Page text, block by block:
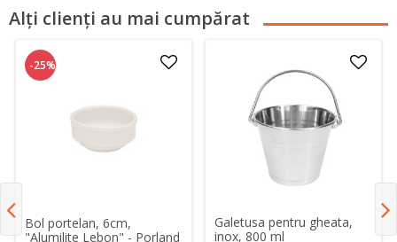
Alți clienți au mai cumpărat
-25%
Bol portelan, 6cm,
"Alumilite Lebon" - Porland
Galetusa pentru gheata,
inox, 800 ml